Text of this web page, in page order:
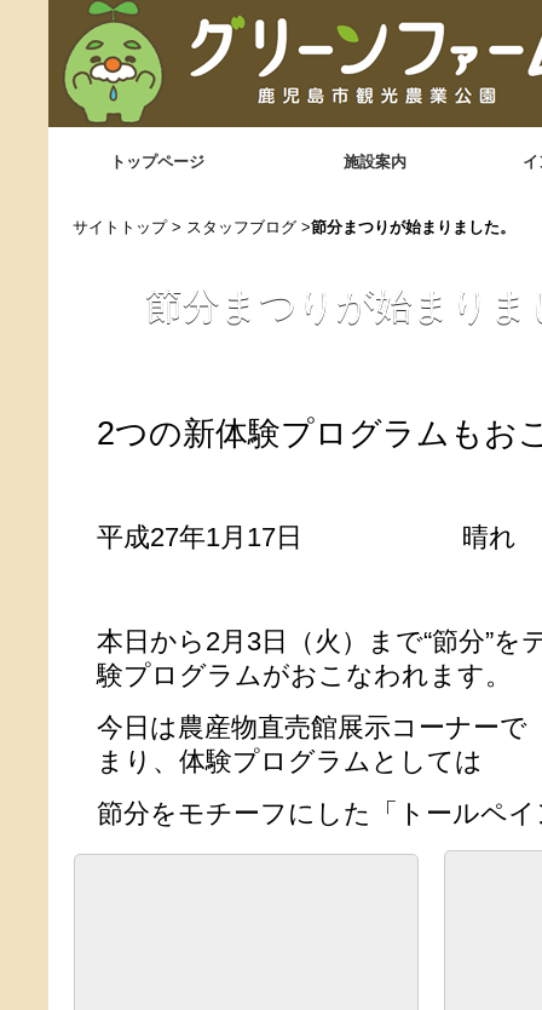
トップページ 施設案内
サイトトップ> スタッフブログ >節分まつりが始まりました。
節分まつりが始まりま
2つの新体験プログラムもお
平成27年1月17日 晴れ
本日から2月3日（火）まで“節分”
験プログラムがおこなわれます。
今日は農産物直売館展示コーナー
まり、体験プログラムとしては
節分をモチーフにした「トールペ